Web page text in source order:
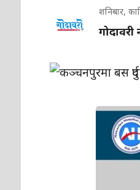
शनिबार,
गोदावरी